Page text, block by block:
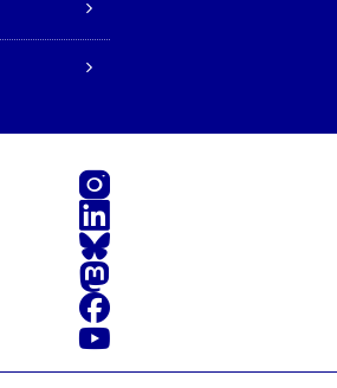
Instagram
LinkedIn
Bluesky
Mastodon
Facebook
Youtube